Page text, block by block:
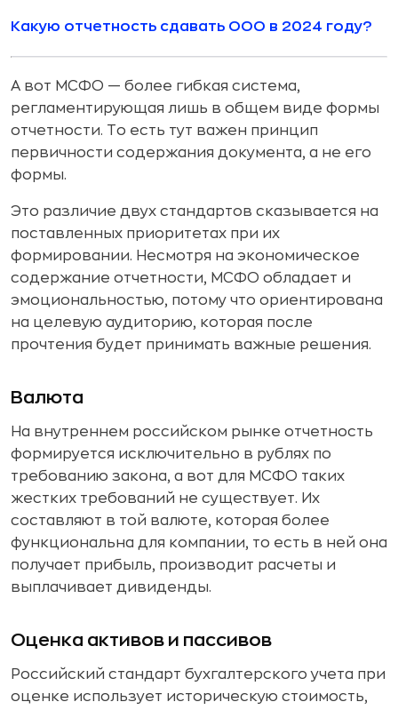
Какую отчетность сдавать ООО в 2024 году?
А вот МСФО — более гибкая система,
регламентирующая лишь в общем виде формы
отчетности. То есть тут важен принцип
первичности содержания документа, а не его
формы.
Это различие двух стандартов сказывается на
поставленных приоритетах при их
формировании. Несмотря на экономическое
содержание отчетности, МСФО обладает и
эмоциональностью, потому что ориентирована
на целевую аудиторию, которая после
прочтения будет принимать важные решения.
Валюта
На внутреннем российском рынке отчетность
формируется исключительно в рублях по
требованию закона, а вот для МСФО таких
жестких требований не существует. Их
составляют в той валюте, которая более
функциональна для компании, то есть в ней она
получает прибыль, производит расчеты и
выплачивает дивиденды.
Оценка активов и пассивов
Российский стандарт бухгалтерского учета при
оценке использует историческую стоимость,